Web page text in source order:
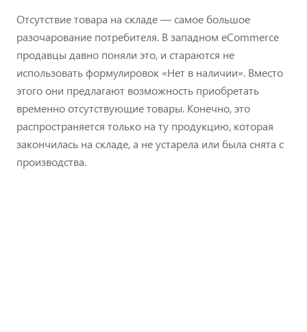
Отсутствие товара на складе — самое большое
разочарование потребителя. В западном eCommerce
продавцы давно поняли это, и стараются не
использовать формулировок «Нет в наличии». Вместо
этого они предлагают возможность приобретать
временно отсутствующие товары. Конечно, это
распространяется только на ту продукцию, которая
закончилась на складе, а не устарела или была снята с
производства.